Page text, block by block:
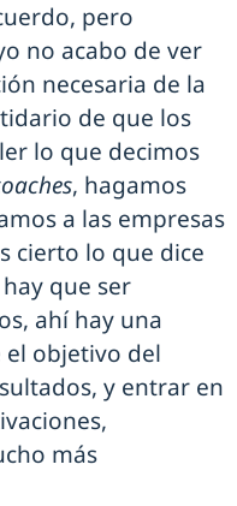
pero
no acabo de ver
necesaria de la
de que los
lo que decimos
, hagamos
a las empresas
cierto lo que dice
hay que ser
ahí hay una
objetivo del
y entrar en
más